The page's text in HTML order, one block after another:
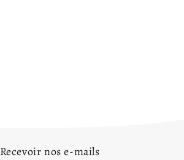
Recevoir nos e-mails